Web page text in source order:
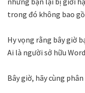
trong đó không bao
Hy vọng rằng bây giờ
Ai là người sở hữu
Bây giờ, hãy cùng